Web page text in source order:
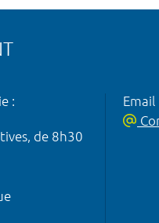
:
de 8h30
Email